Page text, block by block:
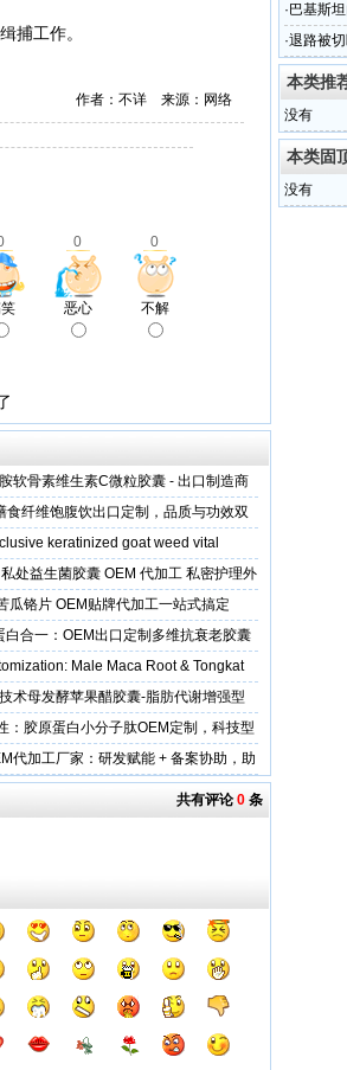
捕工作。
作者：不详 来源：网络
0 0
恶心 不解
软骨素维生素C微粒胶囊 - 出口制造商
食纤维饱腹饮出口定制，品质与功效双
keratinized goat weed vital
处益生菌胶囊 OEM 代加工 私密护理外
瓜铬片 OEM贴牌代加工一站式搞定
白合一：OEM出口定制多维抗衰老胶囊
Male Maca Root & Tongkat
术母发酵苹果醋胶囊-脂肪代谢增强型
：胶原蛋白小分子肽OEM定制，科技型
工厂家
代加工厂家：研发赋能 + 备案协助，助
市
共有评论0 条
· 巴基斯
敌人
·退路被
撤军就晚
本类推
没有
本类固
没有